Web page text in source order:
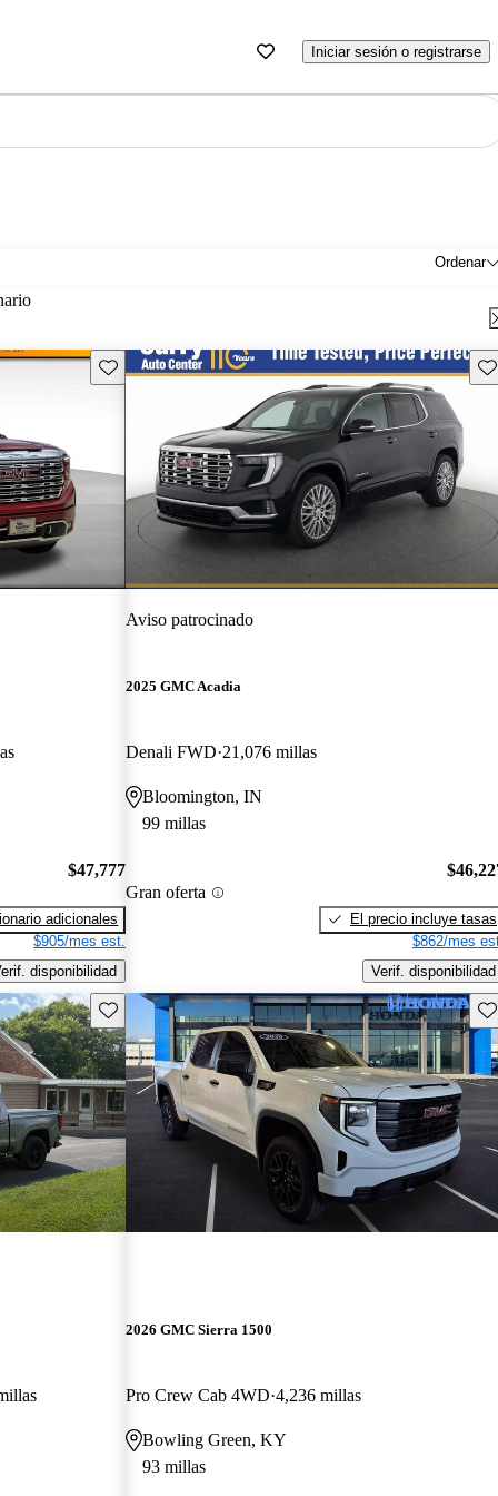
Iniciar sesión o registrarse
Ordenar
Guarda este Aviso
$47,777
adicionales
$905/mes est.
disponibilidad
Aviso patrocinado
2025 GMC Acadia
Denali FWD 21,076 millas
Bloomington, IN
99 millas
Gran oferta
El precio incluye tasas
$862/mes
Verif. disponibilidad
Guarda este Aviso
2026 GMC Sierra 1500
Pro Crew Cab 4WD 4,236 millas
Bowling Green, KY
93 millas